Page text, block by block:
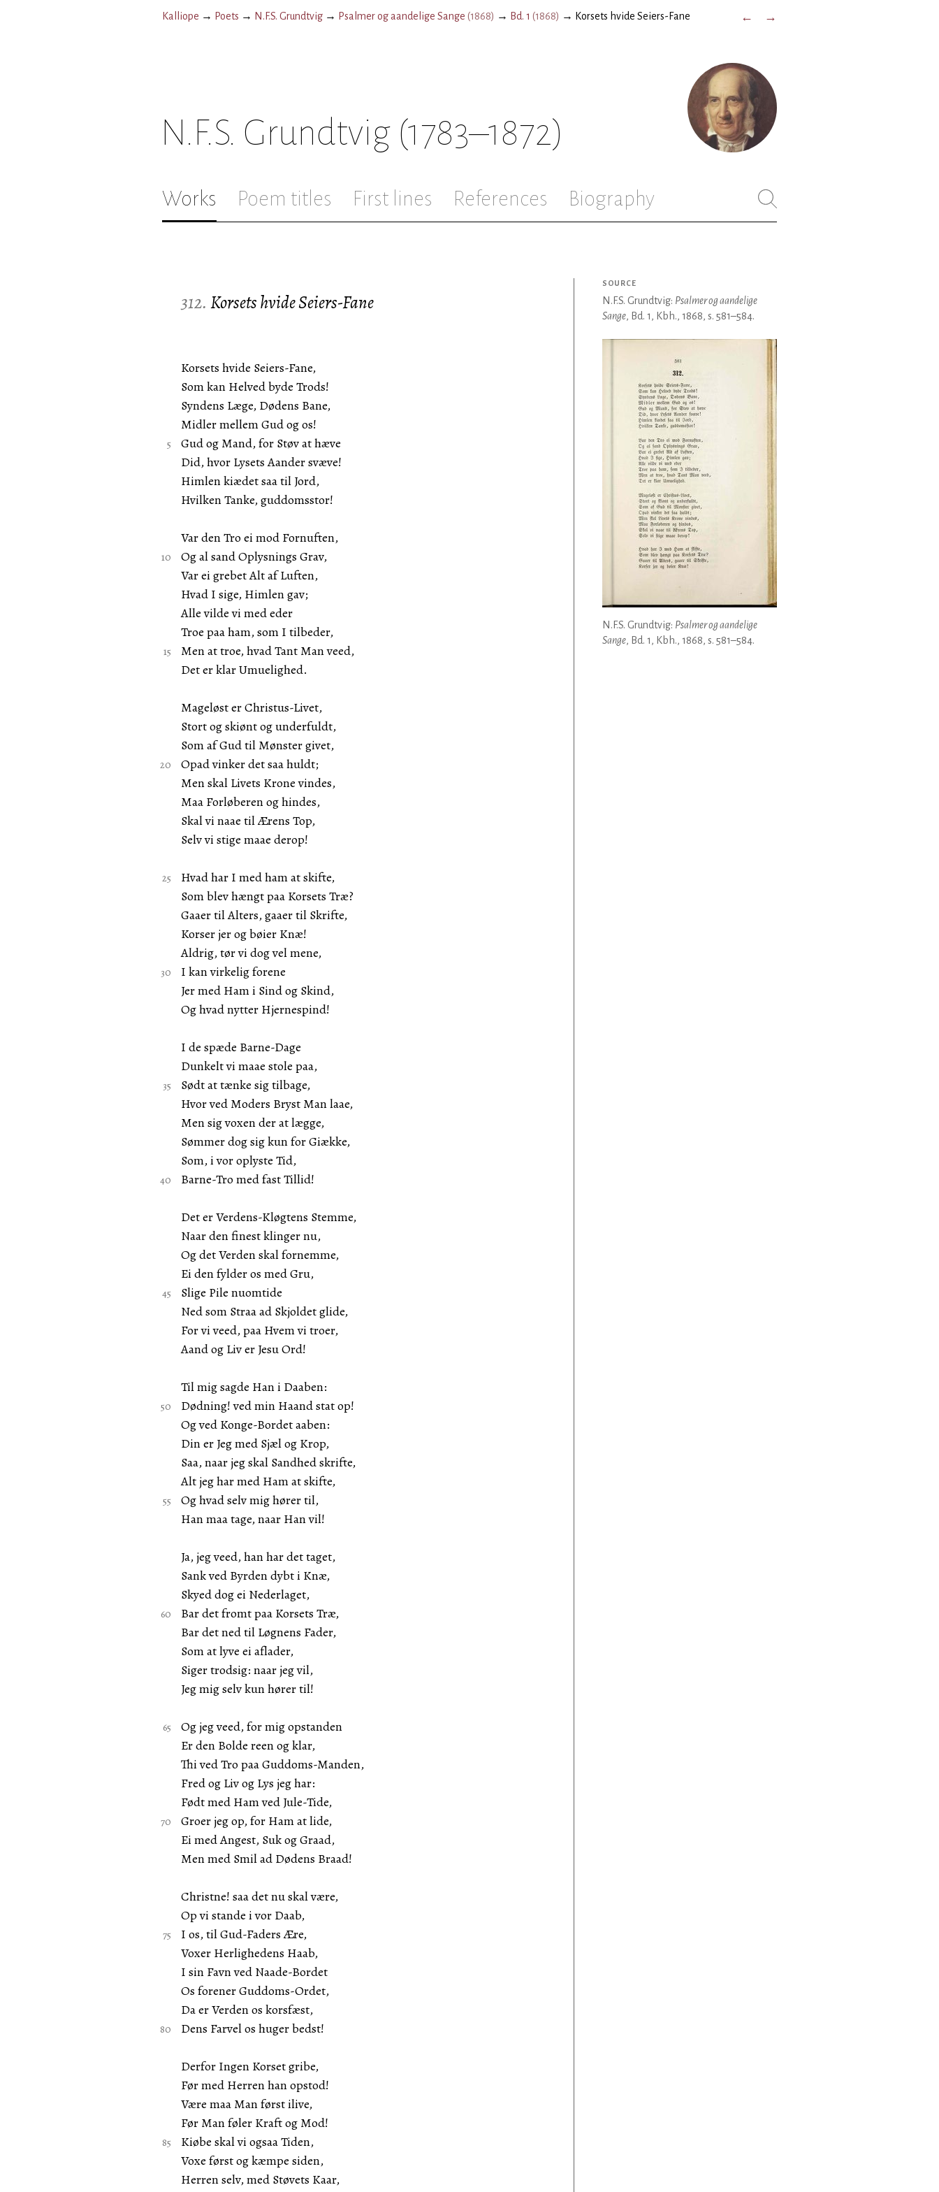
Kalliope → Poets → N.F.S. Grundtvig → Psalmer og aandelige Sange (1868) → Bd. 1 (1868) → Korsets hvide Seiers-Fane ← →
N.F.S. Grundtvig (1783–1872)
Works Poem titles First lines References Biography
312. Korsets hvide Seiers-Fane
Korsets hvide Seiers-Fane,
Som kan Helved byde Trods!
Syndens Læge, Dødens Bane,
Midler mellem Gud og os!
Gud og Mand, for Støv at hæve
Did, hvor Lysets Aander svæve!
Himlen kiædet saa til Jord,
Hvilken Tanke, guddomsstor!
Var den Tro ei mod Fornuften,
Og al sand Oplysnings Grav,
Var ei grebet Alt af Luften,
Hvad I sige, Himlen gav;
Alle vilde vi med eder
Troe paa ham, som I tilbeder,
Men at troe, hvad Tant Man veed,
Det er klar Umuelighed.
Mageløst er Christus-Livet,
Stort og skiønt og underfuldt,
Som af Gud til Mønster givet,
Opad vinker det saa huldt;
Men skal Livets Krone vindes,
Maa Forløberen og hindes,
Skal vi naae til Ærens Top,
Selv vi stige maae derop!
Hvad har I med ham at skifte,
Som blev hængt paa Korsets Træ?
Gaaer til Alters, gaaer til Skrifte,
Korser jer og bøier Knæ!
Aldrig, tør vi dog vel mene,
I kan virkelig forene
Jer med Ham i Sind og Skind,
Og hvad nytter Hjernespind!
I de spæde Barne-Dage
Dunkelt vi maae stole paa,
Sødt at tænke sig tilbage,
Hvor ved Moders Bryst Man laae,
Men sig voxen der at lægge,
Sømmer dog sig kun for Giække,
Som, i vor oplyste Tid,
Barne-Tro med fast Tillid!
Det er Verdens-Kløgtens Stemme,
Naar den finest klinger nu,
Og det Verden skal fornemme,
Ei den fylder os med Gru,
Slige Pile nuomtide
Ned som Straa ad Skjoldet glide,
For vi veed, paa Hvem vi troer,
Aand og Liv er Jesu Ord!
Til mig sagde Han i Daaben:
Dødning! ved min Haand stat op!
Og ved Konge-Bordet aaben:
Din er Jeg med Sjæl og Krop,
Saa, naar jeg skal Sandhed skrifte,
Alt jeg har med Ham at skifte,
Og hvad selv mig hører til,
Han maa tage, naar Han vil!
Ja, jeg veed, han har det taget,
Sank ved Byrden dybt i Knæ,
Skyed dog ei Nederlaget,
Bar det fromt paa Korsets Træ,
Bar det ned til Løgnens Fader,
Som at lyve ei aflader,
Siger trodsig: naar jeg vil,
Jeg mig selv kun hører til!
Og jeg veed, for mig opstanden
Er den Bolde reen og klar,
Thi ved Tro paa Guddoms-Manden,
Fred og Liv og Lys jeg har:
Født med Ham ved Jule-Tide,
Groer jeg op, for Ham at lide,
Ei med Angest, Suk og Graad,
Men med Smil ad Dødens Braad!
Christne! saa det nu skal være,
Op vi stande i vor Daab,
I os, til Gud-Faders Ære,
Voxer Herlighedens Haab,
I sin Favn ved Naade-Bordet
Os forener Guddoms-Ordet,
Da er Verden os korsfæst,
Dens Farvel os huger bedst!
Derfor Ingen Korset gribe,
Før med Herren han opstod!
Være maa Man først ilive,
Før Man føler Kraft og Mod!
Kiøbe skal vi ogsaa Tiden,
Voxe først og kæmpe siden,
Herren selv, med Støvets Kaar,
SOURCE
N.F.S. Grundtvig: Psalmer og aandelige
Sange, Bd. 1, Kbh., 1868, s. 581–584.
N.F.S. Grundtvig: Psalmer og aandelige
Sange, Bd. 1, Kbh., 1868, s. 581–584.